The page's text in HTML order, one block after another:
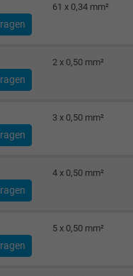
Ads Conversion
ist ein Conversion
NID, Google Maps
Google LLC
6 Monate
Registriert eine
eines
61 x 0,34 mm²
2 x 0,50 mm²
3 x 0,50 mm²
4 x 0,50 mm²
5 x 0,50 mm²